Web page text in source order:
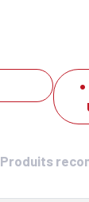
Produits